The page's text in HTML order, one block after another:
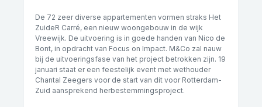
De 72 zeer diverse appartementen vormen straks Het
ZuideR Carré, een nieuw woongebouw in de wijk
Vreewijk. De uitvoering is in goede handen van Nico de
Bont, in opdracht van Focus on Impact. M&Co zal nauw
bij de uitvoeringsfase van het project betrokken zijn. 19
januari staat er een feestelijk event met wethouder
Chantal Zeegers voor de start van dit voor Rotterdam-
Zuid aansprekend herbestemmingsproject.